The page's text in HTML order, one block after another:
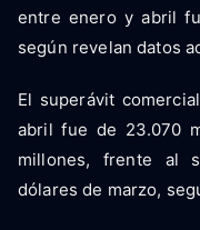
entre enero y abril
según revelan datos
El superávit
abril fue de 23.070
millones, frente al
dólares de marzo,